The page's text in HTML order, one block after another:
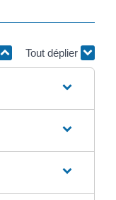
Tout déplier